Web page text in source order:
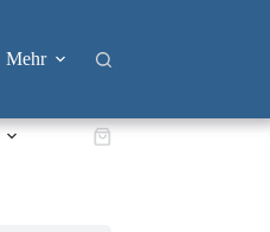
Mehr
Warenkorb